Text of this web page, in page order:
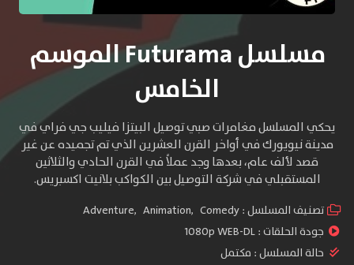
مسلسل Futurama الموسم
الخامس
يحكي المسلسل مغامرات صبي توصيل البيتزا فيليب جي فراي في
مدينة نيويورك في أواخر القرن العشرين الذي تم تجميده عن غير
قصد لألف عام، بعدها وجد عملاً في القرن الحادي والثلاثين
المستقبلي في شركة التوصيل بين الكواكب بلانيت اكسبريس.
تصنيف المسلسل : Adventure, Animation, Comedy
جودة الحلقات :1080p WEB-DL
حالة المسلسل : مكتمل